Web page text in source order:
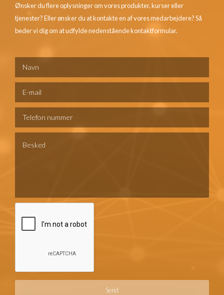
Ønsker du flere oplysninger om vores produkter, kurser eller
tjenester? Eller ønsker du at kontakte en af vores medarbejdere? Så
beder vi dig om at udfylde nedenstående kontaktformular.